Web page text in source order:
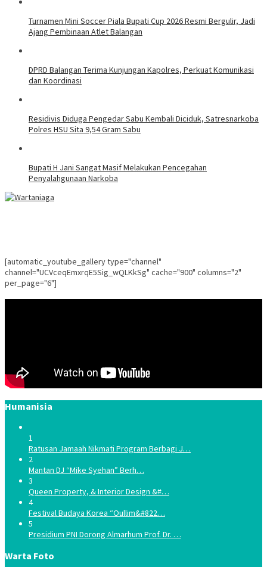
Turnamen Mini Soccer Piala Bupati Cup 2026 Resmi Bergulir, Jadi
Ajang Pembinaan Atlet Balangan
DPRD Balangan Terima Kunjungan Kapolres, Perkuat Komunikasi
dan Koordinasi
Residivis Diduga Pengedar Sabu Kembali Diciduk, Satresnarkoba
Polres HSU Sita 9,54 Gram Sabu
Bupati H Jani Sangat Masif Melakukan Pencegahan
Penyalahgunaan Narkoba
[automatic_youtube_gallery type="channel"
channel="UCVceqEmxrqE5Sig_wQLKkSg" cache="900" columns="2"
per_page="6"]
Humanisia
1
Ratusan Jamaah Nikmati Program Berbagi J…
2
Mantan DJ “Mike Syehan” Berh…
3
Queen Property, & Interior Design &#…
4
Festival Budaya Korea “Oullim&#822…
5
Presidium PNI Dorong Almarhum Prof. Dr. …
Warta Foto